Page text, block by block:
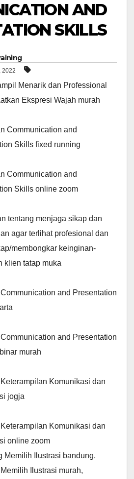
AND
SKILLS
2022
Menarik dan Professional
Ekspresi Wajah murah
Communication and
Skills fixed running
Communication and
Skills online zoom
tentang menjaga sikap dan
agar terlihat profesional dan
membongkar keinginan-
klien tatap muka
and Presentation
and Presentation
murah
Komunikasi dan
jogja
Komunikasi dan
online zoom
Memilih Ilustrasi bandung,
Ilustrasi murah,